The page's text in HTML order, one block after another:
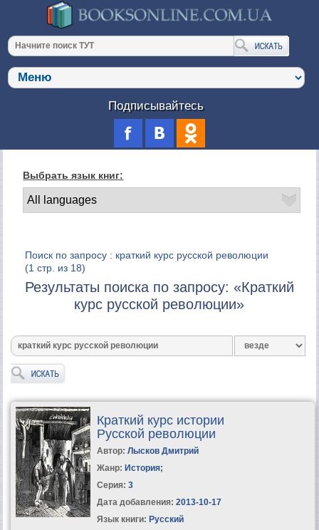
Подписывайтесь
Выбрать язык книг:
Поиск по запросу : краткий курс русской революции
(1 стр. из 18)
Результаты поиска по запросу: «Краткий
курс русской революции»
Краткий курс истории
Русской революции
Автор: Лысков Дмитрий
Жанр: История;
Серия: 3
Дата добавления: 2013-10-17
Язык книги: Русский